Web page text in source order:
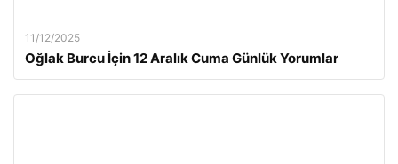
11/12/2025
Oğlak Burcu İçin 12 Aralık Cuma Günlük Yorumlar